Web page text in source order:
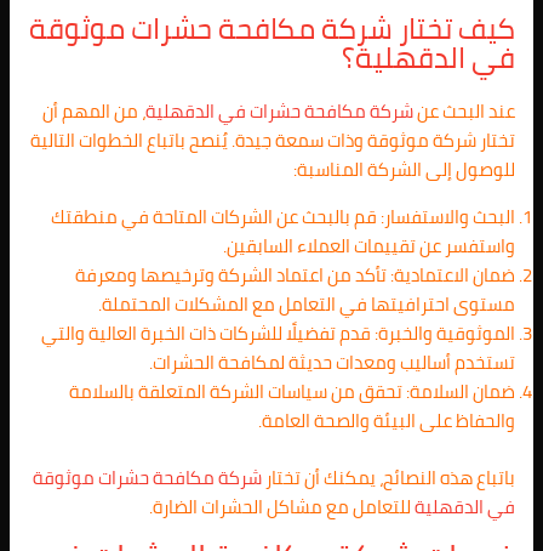
كيف تختار شركة مكافحة حشرات موثوقة
في الدقهلية؟
عند البحث عنشركة مكافحة حشرات فيالدقهلية، من المهم أن
تختار شركة موثوقة وذات سمعة جيدة. يُنصح باتباع الخطوات التالية
للوصول إلى الشركة المناسبة:
البحث والاستفسار: قم بالبحث عن الشركات المتاحة في منطقتك
واستفسر عن تقييمات العملاء السابقين.
ضمان الاعتمادية: تأكد من اعتماد الشركة وترخيصها ومعرفة
مستوى احترافيتها في التعامل مع المشكلات المحتملة.
الموثوقية والخبرة: قدم تفضيلًا للشركات ذات الخبرة العالية والتي
تستخدم أساليب ومعدات حديثة لمكافحة الحشرات.
ضمان السلامة: تحقق من سياسات الشركة المتعلقة بالسلامة
والحفاظ على البيئة والصحة العامة.
باتباع هذه النصائح، يمكنك أن تختارشركة مكافحة حشرات موثوقة
فيالدقهليةللتعامل مع مشاكل الحشرات الضارة.